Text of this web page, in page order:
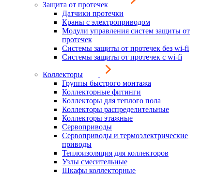
Защита от протечек
Датчики протечки
Краны с электроприводом
Модули управления систем защиты от
протечек
Системы защиты от протечек без wi-fi
Системы защиты от протечек с wi-fi
Коллекторы
Группы быстрого монтажа
Коллекторные фитинги
Коллекторы для теплого пола
Коллекторы распределительные
Коллекторы этажные
Сервоприводы
Сервоприводы и термоэлектрические
приводы
Теплоизоляция для коллекторов
Узлы смесительные
Шкафы коллекторные